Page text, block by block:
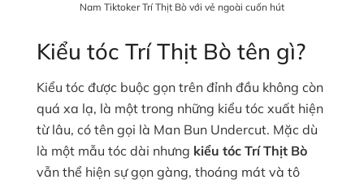
Nam Tiktoker Trí Thịt Bò với vẻ ngoài cuốn hút
Kiểu tóc Trí Thịt Bò tên gì?
Kiểu tóc được buộc gọn trên đỉnh đầu không còn
quá xa lạ, là một trong những kiểu tóc xuất hiện
từ lâu, có tên gọi là Man Bun Undercut. Mặc dù
là một mẫu tóc dài nhưng kiểu tóc Trí Thịt Bò
vẫn thể hiện sự gọn gàng, thoáng mát và tô